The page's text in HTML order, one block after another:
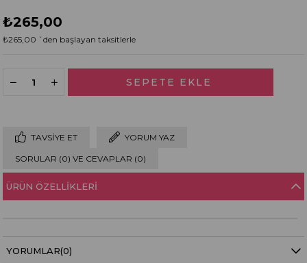
₺265,00
₺265,00 `den başlayan taksitlerle
TAVSIYE ET YORUM YAZ
SORULAR (0) VE CEVAPLAR (0)
ÜRÜN ÖZELLIKLERI
YORUMLAR(0)